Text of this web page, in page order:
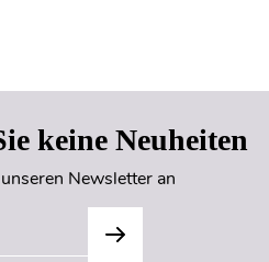
keine Neuheiten
Newsletter an